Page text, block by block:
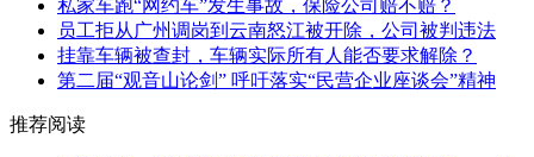
私家车跑“网约车”发生事故，保险公司赔不赔？
员工拒从广州调岗到云南怒江被开除，公司被判违法
挂靠车辆被查封，车辆实际所有人能否要求解除？
第二届“观音山论剑” 呼吁落实“民营企业座谈会”精神
推荐阅读